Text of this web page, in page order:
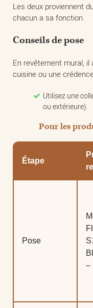
Les deux proviennent
chacun a sa fonction.
Conseils de pose
En revêtement mural,
cuisine ou une
Utilisez une
ou extérieure).
Pour les
Étape
Pose
–